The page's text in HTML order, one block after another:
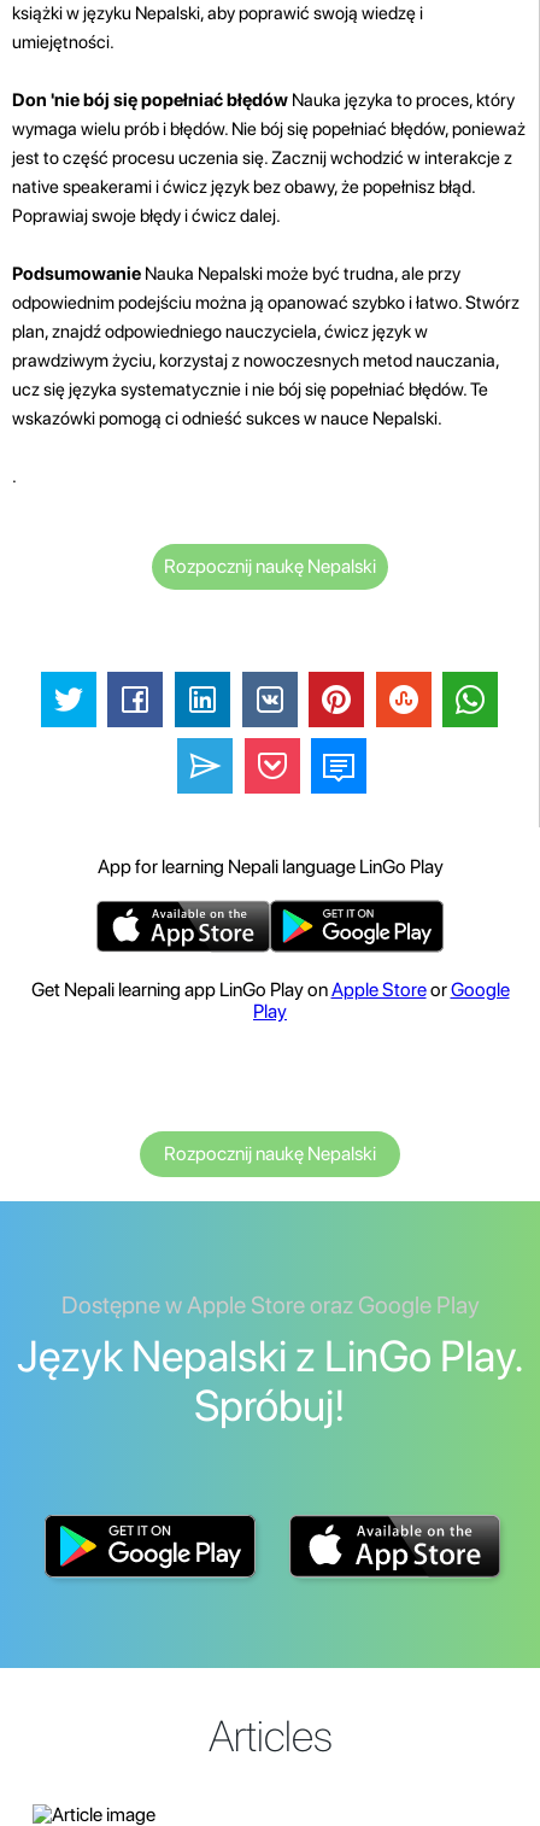
książki w języku Nepalski, aby poprawić swoją wiedzę i
umiejętności.
Don 'nie bój się popełniać błędów Nauka języka to proces, który
wymaga wielu prób i błędów. Nie bój się popełniać błędów, ponieważ
jest to część procesu uczenia się. Zacznij wchodzić w interakcje z
native speakerami i ćwicz język bez obawy, że popełnisz błąd.
Poprawiaj swoje błędy i ćwicz dalej.
Podsumowanie Nauka Nepalski może być trudna, ale przy
odpowiednim podejściu można ją opanować szybko i łatwo. Stwórz
plan, znajdź odpowiedniego nauczyciela, ćwicz język w
prawdziwym życiu, korzystaj z nowoczesnych metod nauczania,
ucz się języka systematycznie i nie bój się popełniać błędów. Te
wskazówki pomogą ci odnieść sukces w nauce Nepalski.
.
Rozpocznij naukę Nepalski
App for learning Nepali language LinGo Play
Get Nepali learning app LinGo Play onApple StoreorGoogle
Play
Rozpocznij naukę Nepalski
Dostępne w Apple Store oraz Google Play
Język Nepalski z LinGo Play.
Spróbuj!
Articles